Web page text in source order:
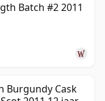
Batch #2 2011
Burgundy Cask